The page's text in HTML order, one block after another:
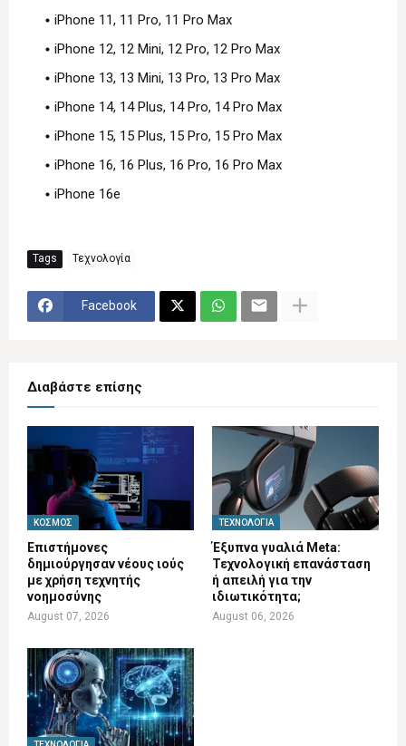
iPhone 11, 11 Pro, 11 Pro Max
iPhone 12, 12 Mini, 12 Pro, 12 Pro Max
iPhone 13, 13 Mini, 13 Pro, 13 Pro Max
iPhone 14, 14 Plus, 14 Pro, 14 Pro Max
iPhone 15, 15 Plus, 15 Pro, 15 Pro Max
iPhone 16, 16 Plus, 16 Pro, 16 Pro Max
iPhone 16e
Tags Τεχνολογία
Facebook
Διαβάστε επίσης
ΚΌΣΜΟΣ
Επιστήμονες
δημιούργησαν νέους ιούς
με χρήση τεχνητής
νοημοσύνης
August 07, 2026
ΤΕΧΝΟΛΟΓΊΑ
Έξυπνα γυαλιά Meta:
Τεχνολογική επανάσταση
ή απειλή για την
ιδιωτικότητα;
August 06, 2026